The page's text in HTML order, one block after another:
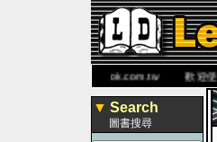
www.leaderbook.com.tw歡迎使用
▼ Search
圖書搜尋